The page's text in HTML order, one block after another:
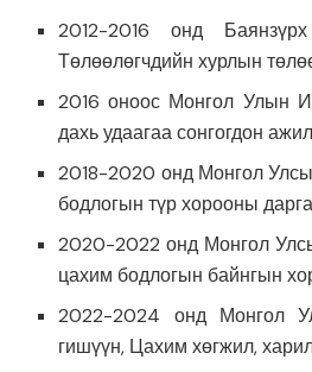
2012-2016 онд
Төлөөлөгчдийн хурлын
2016 оноос Монгол Улын
дахь удаагаа сонгогдон
2018-2020 онд Монгол
бодлогын түр хорооны дарга
2020-2022 онд Монгол
цахим бодлогын байнгын
2022-2024 онд Монгол
гишүүн, Цахим хөгжил,